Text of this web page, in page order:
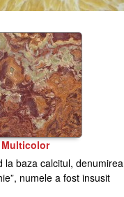
la baza calcitul, denumirea
numele a fost insusit
Marmura Capuccino